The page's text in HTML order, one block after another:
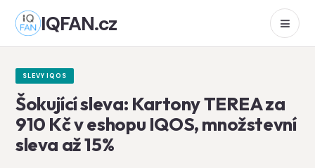
IQFAN.cz
SLEVY IQOS
Šokující sleva: Kartony TEREA za
910 Kč v eshopu IQOS, množstevní
sleva až 15%